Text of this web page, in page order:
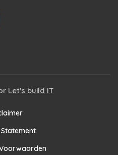
Let's build IT